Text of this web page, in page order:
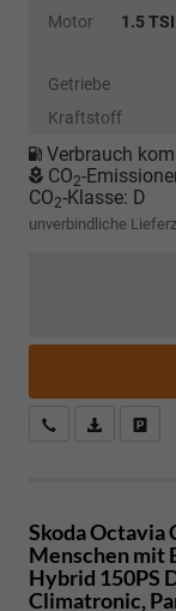
Motor
1.5
Getriebe
Kraftstoff
Verbrauch
CO2-
CO2-Klasse: D
unverbindliche
Kostenloser
PDF-
Skoda Octavia
Menschen mit
Hybrid 150PS
Climatronic,